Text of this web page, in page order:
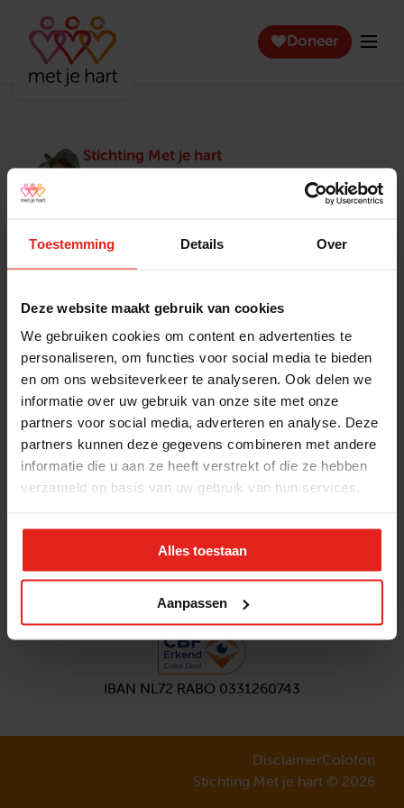
Toestemming Details Over
Deze website maakt gebruik van cookies
We gebruiken cookies om content en advertenties te
personaliseren, om functies voor social media te bieden
en om ons websiteverkeer te analyseren. Ook delen we
informatie over uw gebruik van onze site met onze
partners voor social media, adverteren en analyse. Deze
partners kunnen deze gegevens combineren met andere
informatie die u aan ze heeft verstrekt of die ze hebben
verzameld op basis van uw gebruik van hun services.
Alles toestaan
Aanpassen
Doneer
Stichting Met je hart
Stichting Met je hart laat ouderen die zich
eenzaam voelen weer genieten en inspireert
winnaar van het Appeltje van Oranje.
Actuele vacatures
Pers en media
Jaarverslag 2025
Contact
Klachtenprocedure
Privacyverklaring
Opzeggen
Volg ons
Aanmeldennieuwsbrief
IBAN NL72 RABO 0331260743
DisclaimerColofon
Stichting Met je hart © 2026